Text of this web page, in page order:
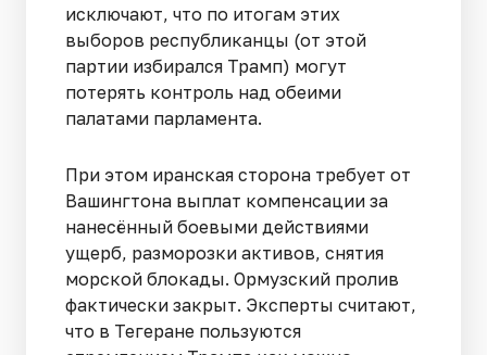
исключают, что по итогам этих
выборов республиканцы (от этой
партии избирался Трамп) могут
потерять контроль над обеими
палатами парламента.
При этом иранская сторона требует от
Вашингтона выплат компенсации за
нанесённый боевыми действиями
ущерб, разморозки активов, снятия
морской блокады. Ормузский пролив
фактически закрыт. Эксперты считают,
что в Тегеране пользуются